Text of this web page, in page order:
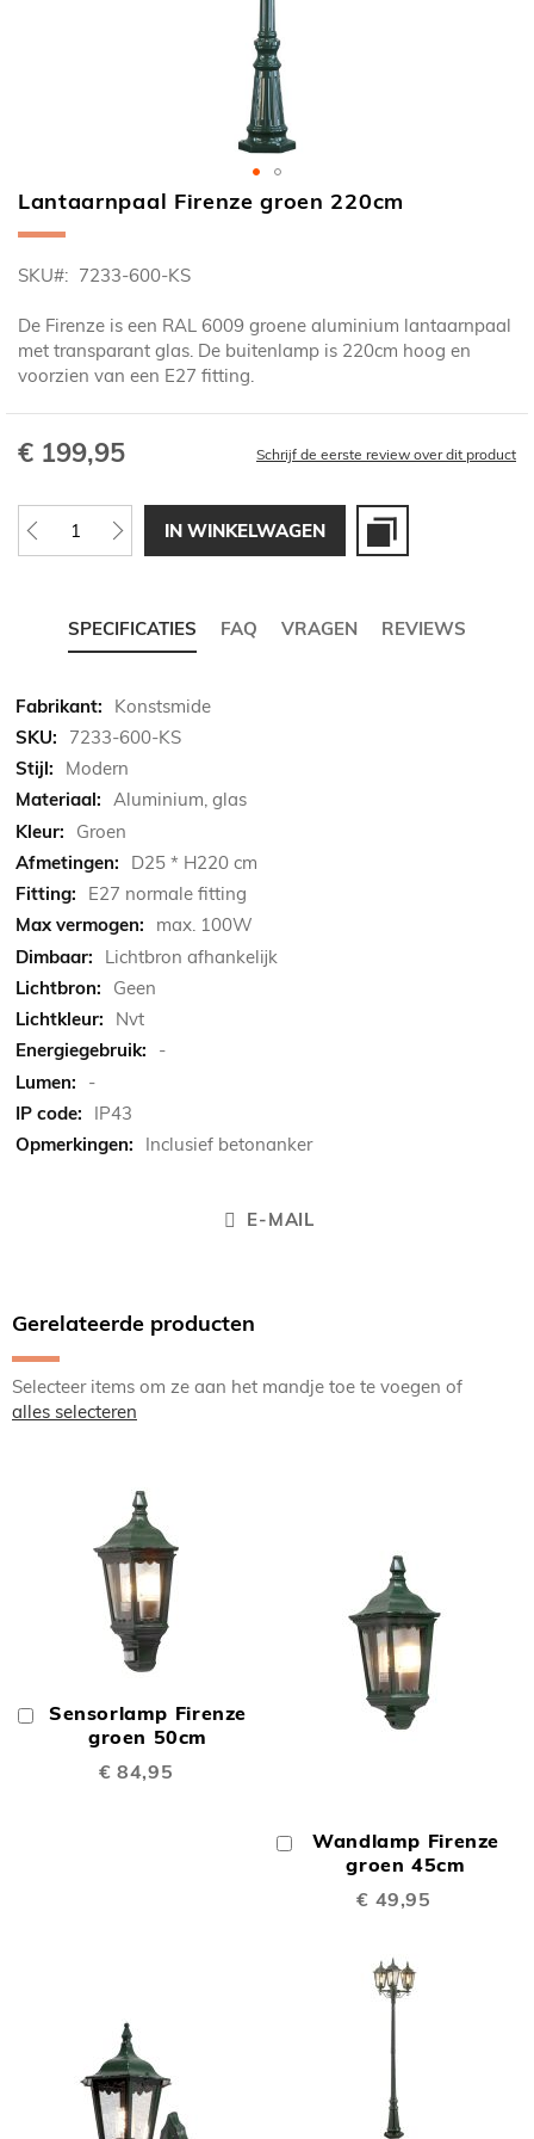
Ga
naar
begin
de
afbeeldingen-
gallerij
Lantaarnpaal Firenze groen 220cm
SKU 7233-600-KS
De Firenze is een RAL 6009 groene aluminium lantaarnpaal
met transparant glas. De buitenlamp is 220cm hoog en
voorzien van een E27 fitting.
€ 199,95 Schrijf de eerste review over dit product
IN WINKELWAGEN
SPECIFICATIES FAQ VRAGEN REVIEWS
Meer
informatie
Konstsmide
7233-600-KS
Modern
Aluminium, glas
Groen
D25 * H220 cm
E27 normale fitting
max. 100W
Lichtbron afhankelijk
Geen
Nvt
-
-
IP43
Inclusief betonanker
E-MAIL
Gerelateerde producten
Selecteer items om ze aan het mandje toe te voegen of
alles selecteren
Sensorlamp Firenze
groen 50cm
€ 84,95
In
Winkelwagen
Wandlamp Firenze
groen 45cm
€ 49,95
Winkelwagen